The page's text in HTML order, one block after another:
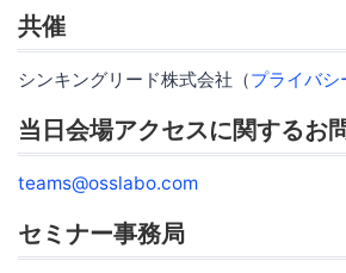
共催
シンキングリード株式会社（プライバシ
当日会場アクセスに関するお
teams@osslabo.com
セミナー事務局